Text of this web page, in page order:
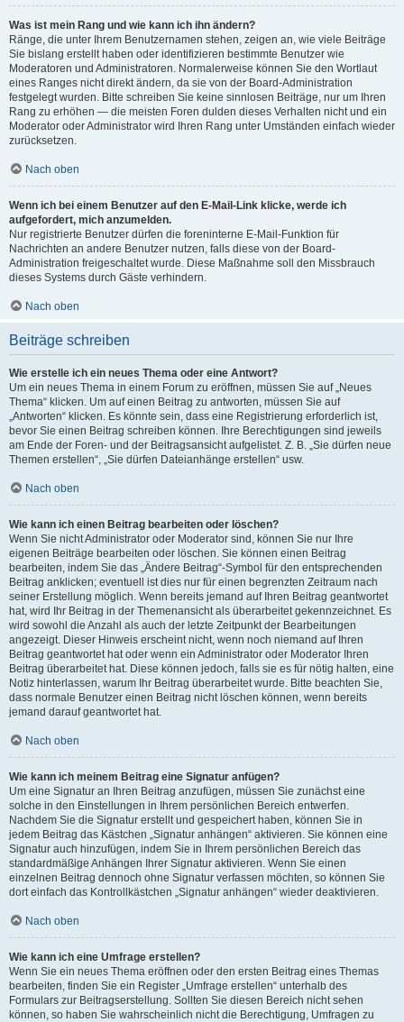
Was ist mein Rang und wie kann ich ihn ändern?
Ränge, die unter Ihrem Benutzernamen stehen, zeigen an, wie viele Beiträge
Sie bislang erstellt haben oder identifizieren bestimmte Benutzer wie
Moderatoren und Administratoren. Normalerweise können Sie den Wortlaut
eines Ranges nicht direkt ändern, da sie von der Board-Administration
festgelegt wurden. Bitte schreiben Sie keine sinnlosen Beiträge, nur um Ihren
Rang zu erhöhen — die meisten Foren dulden dieses Verhalten nicht und ein
Moderator oder Administrator wird Ihren Rang unter Umständen einfach wieder
zurücksetzen.
Nach oben
Wenn ich bei einem Benutzer auf den E-Mail-Link klicke, werde ich
aufgefordert, mich anzumelden.
Nur registrierte Benutzer dürfen die foreninterne E-Mail-Funktion für
Nachrichten an andere Benutzer nutzen, falls diese von der Board-
Administration freigeschaltet wurde. Diese Maßnahme soll den Missbrauch
dieses Systems durch Gäste verhindern.
Nach oben
Beiträge schreiben
Wie erstelle ich ein neues Thema oder eine Antwort?
Um ein neues Thema in einem Forum zu eröffnen, müssen Sie auf „Neues
Thema“ klicken. Um auf einen Beitrag zu antworten, müssen Sie auf
„Antworten“ klicken. Es könnte sein, dass eine Registrierung erforderlich ist,
bevor Sie einen Beitrag schreiben können. Ihre Berechtigungen sind jeweils
am Ende der Foren- und der Beitragsansicht aufgelistet. Z. B. „Sie dürfen neue
Themen erstellen“, „Sie dürfen Dateianhänge erstellen“ usw.
Nach oben
Wie kann ich einen Beitrag bearbeiten oder löschen?
Wenn Sie nicht Administrator oder Moderator sind, können Sie nur Ihre
eigenen Beiträge bearbeiten oder löschen. Sie können einen Beitrag
bearbeiten, indem Sie das „Ändere Beitrag“-Symbol für den entsprechenden
Beitrag anklicken; eventuell ist dies nur für einen begrenzten Zeitraum nach
seiner Erstellung möglich. Wenn bereits jemand auf Ihren Beitrag geantwortet
hat, wird Ihr Beitrag in der Themenansicht als überarbeitet gekennzeichnet. Es
wird sowohl die Anzahl als auch der letzte Zeitpunkt der Bearbeitungen
angezeigt. Dieser Hinweis erscheint nicht, wenn noch niemand auf Ihren
Beitrag geantwortet hat oder wenn ein Administrator oder Moderator Ihren
Beitrag überarbeitet hat. Diese können jedoch, falls sie es für nötig halten, eine
Notiz hinterlassen, warum Ihr Beitrag überarbeitet wurde. Bitte beachten Sie,
dass normale Benutzer einen Beitrag nicht löschen können, wenn bereits
jemand darauf geantwortet hat.
Nach oben
Wie kann ich meinem Beitrag eine Signatur anfügen?
Um eine Signatur an Ihren Beitrag anzufügen, müssen Sie zunächst eine
solche in den Einstellungen in Ihrem persönlichen Bereich entwerfen.
Nachdem Sie die Signatur erstellt und gespeichert haben, können Sie in
jedem Beitrag das Kästchen „Signatur anhängen“ aktivieren. Sie können eine
Signatur auch hinzufügen, indem Sie in Ihrem persönlichen Bereich das
standardmäßige Anhängen Ihrer Signatur aktivieren. Wenn Sie einen
einzelnen Beitrag dennoch ohne Signatur verfassen möchten, so können Sie
dort einfach das Kontrollkästchen „Signatur anhängen“ wieder deaktivieren.
Nach oben
Wie kann ich eine Umfrage erstellen?
Wenn Sie ein neues Thema eröffnen oder den ersten Beitrag eines Themas
bearbeiten, finden Sie ein Register „Umfrage erstellen“ unterhalb des
Formulars zur Beitragserstellung. Sollten Sie diesen Bereich nicht sehen
können, so haben Sie wahrscheinlich nicht die Berechtigung, Umfragen zu